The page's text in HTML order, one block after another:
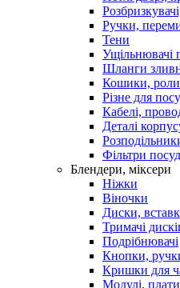
Ручки,
Тени
Ущільнювачі
Шланги
Кошики,
Різне для
Кабелі,
Деталі
Фільтри
Блендери, міксери
Ніжки
Віночки
Диски,
Тримачі
Подрібнювачі
Кнопки,
Кришки для
Модулі, плати